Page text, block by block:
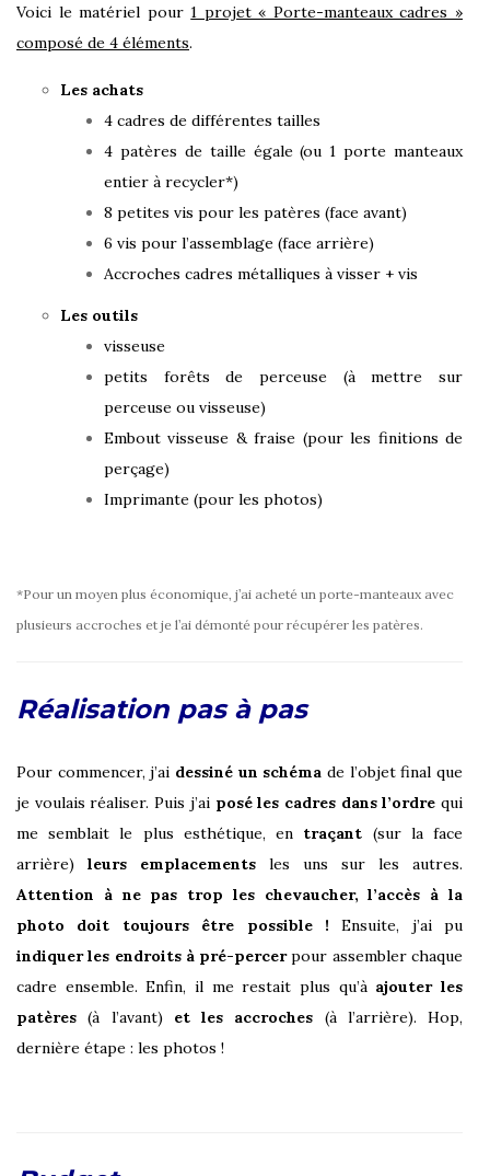
Voici le matériel pour 1 projet « Porte-manteaux cadres »
composé de 4 éléments.
Les achats
4 cadres de différentes tailles
4 patères de taille égale (ou 1 porte manteaux
entier à recycler*)
8 petites vis pour les patères (face avant)
6 vis pour l’assemblage (face arrière)
Accroches cadres métalliques à visser + vis
Les outils
visseuse
petits forêts de perceuse (à mettre sur
perceuse ou visseuse)
Embout visseuse & fraise (pour les finitions de
perçage)
Imprimante (pour les photos)
*Pour un moyen plus économique, j’ai acheté un porte-manteaux avec
plusieurs accroches et je l’ai démonté pour récupérer les patères.
Réalisation pas à pas
Pour commencer, j’ai dessiné un schéma de l’objet final que
je voulais réaliser. Puis j’ai posé les cadres dans l’ordre qui
me semblait le plus esthétique, en traçant (sur la face
arrière) leurs emplacements les uns sur les autres.
Attention à ne pas trop les chevaucher, l’accès à la
photo doit toujours être possible !Ensuite, j’ai pu
indiquer les endroits à pré-percerpour assembler chaque
cadre ensemble. Enfin, il me restait plus qu’à ajouter les
patères (à l’avant) et les accroches (à l’arrière). Hop,
dernière étape : les photos !